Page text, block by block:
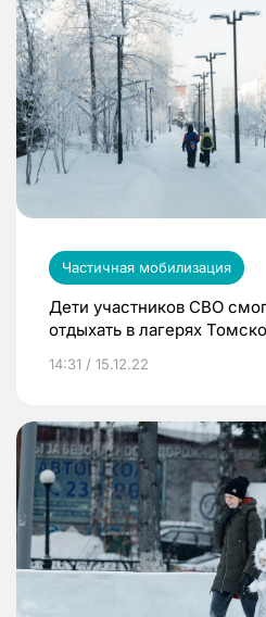
Частичная мобилизация
Дети участников СВО
отдыхать в лагерях
14:31 / 15.12.22